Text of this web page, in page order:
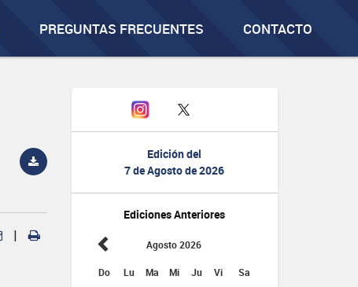
PREGUNTAS FRECUENTES CONTACTO
Edición del
7 de Agosto de 2026
Ediciones Anteriores
Agosto 2026
Do Lu Ma Mi Ju Vi Sa
|